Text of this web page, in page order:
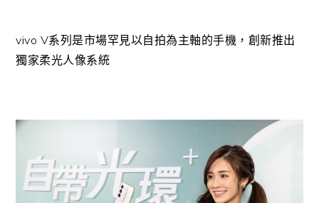
vivo V系列是市場罕見以自拍為主軸的手機，創新推出
獨家柔光人像系統